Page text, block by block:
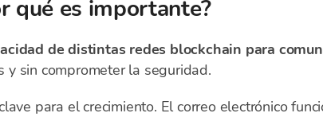
qué es importante?
de distintas redes blockchain para
y sin comprometer la seguridad.
para el crecimiento. El correo electrónico